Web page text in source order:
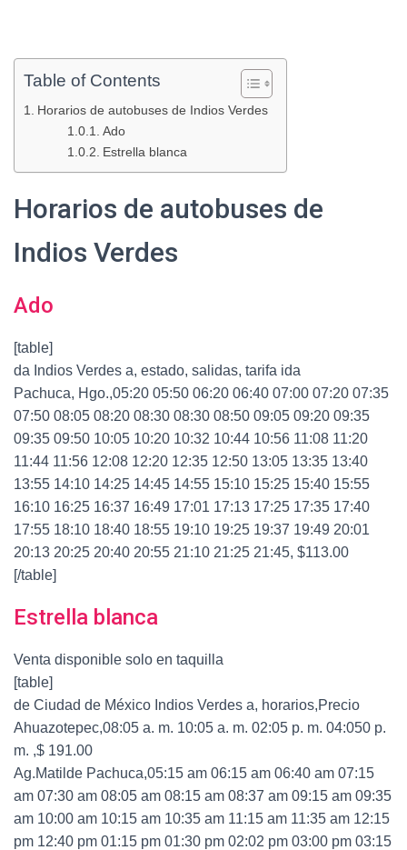
Table of Contents
Horarios de autobuses de Indios Verdes
Ado
Estrella blanca
Horarios de autobuses de
Indios Verdes
Ado
[table]
da Indios Verdes a, estado, salidas, tarifa ida
Pachuca, Hgo.,05:20 05:50 06:20 06:40 07:00 07:20 07:35
07:50 08:05 08:20 08:30 08:30 08:50 09:05 09:20 09:35
09:35 09:50 10:05 10:20 10:32 10:44 10:56 11:08 11:20
11:44 11:56 12:08 12:20 12:35 12:50 13:05 13:35 13:40
13:55 14:10 14:25 14:45 14:55 15:10 15:25 15:40 15:55
16:10 16:25 16:37 16:49 17:01 17:13 17:25 17:35 17:40
17:55 18:10 18:40 18:55 19:10 19:25 19:37 19:49 20:01
20:13 20:25 20:40 20:55 21:10 21:25 21:45, $113.00
[/table]
Estrella blanca
Venta disponible solo en taquilla
[table]
de Ciudad de México Indios Verdes a, horarios,Precio
Ahuazotepec,08:05 a. m. 10:05 a. m. 02:05 p. m. 04:050 p.
m. ,$ 191.00
Ag.Matilde Pachuca,05:15 am 06:15 am 06:40 am 07:15
am 07:30 am 08:05 am 08:15 am 08:37 am 09:15 am 09:35
am 10:00 am 10:15 am 10:35 am 11:15 am 11:35 am 12:15
pm 12:40 pm 01:15 pm 01:30 pm 02:02 pm 03:00 pm 03:15